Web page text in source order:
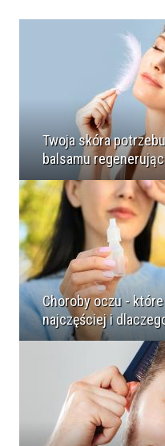
Twoja skóra
balsamu
Choroby oczu -
najczęściej i